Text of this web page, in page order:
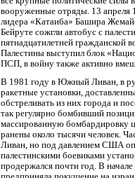
вооруженные отряды. 13 апреля
лидера «Катаиба» Башира
Бейруте сожгли автобус с
пятнадцатилетней гражданской
Палестины выступил блок
ПСП, в войну также активно
В 1981 году в Южный Ливан, в
ракетные установки,
обстреливать из них города и
так регулярно бомбивший
массированную бомбардировку
ранены около тысячи человек.
Ливан, но под давлением США
палестинскими боевиками
продержался почти год. В